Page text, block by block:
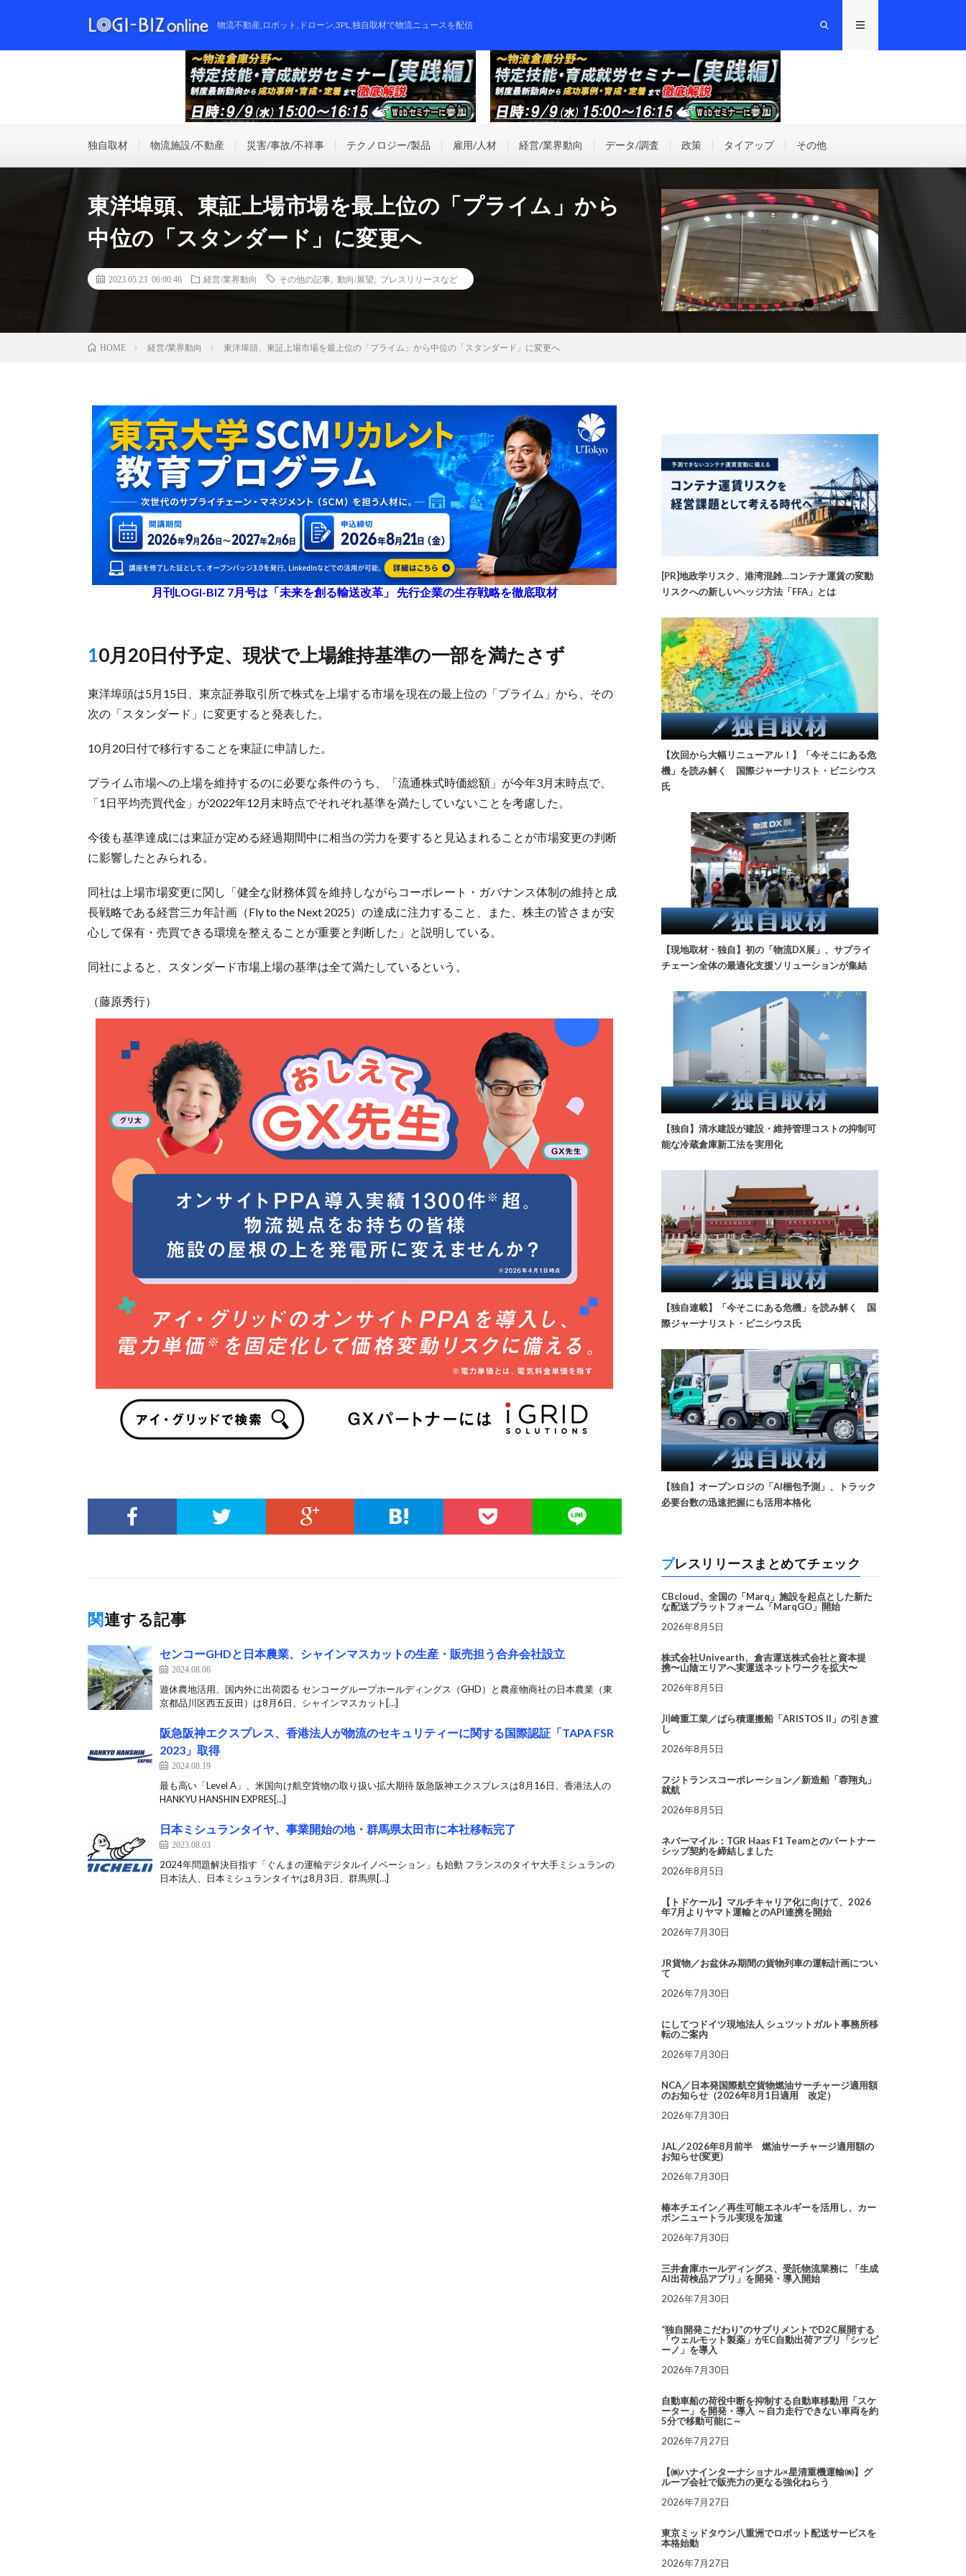
物流不動産,ロボット,ドローン,3PL,独自取材で物流ニュースを配信
独自取材 物流施設/不動産 災害/事故/不祥事 テクノロジー/製品 雇用/人材 経営/業界動向 データ/調査 政策 タイアップ その他
東洋埠頭、東証上場市場を最上位の「プライム」から
中位の「スタンダード」に変更へ
2023.05.23 06:00:46 経営/業界動向 その他の記事 動向/展望 プレスリリースなど
HOME 経営/業界動向 東洋埠頭、東証上場市場を最上位の「プライム」から中位の「スタンダード」に変更へ
月刊LOGI-BIZ 7月号は「未来を創る輸送改革」 先行企業の生存戦略を徹底取材
10月20日付予定、現状で上場維持基準の一部を満たさず
東洋埠頭は5月15日、東京証券取引所で株式を上場する市場を現在の最上位の「プライム」から、その
次の「スタンダード」に変更すると発表した。
10月20日付で移行することを東証に申請した。
プライム市場への上場を維持するのに必要な条件のうち、「流通株式時価総額」が今年3月末時点で、
「1日平均売買代金」が2022年12月末時点でそれぞれ基準を満たしていないことを考慮した。
今後も基準達成には東証が定める経過期間中に相当の労力を要すると見込まれることが市場変更の判断
に影響したとみられる。
同社は上場市場変更に関し「健全な財務体質を維持しながらコーポレート・ガバナンス体制の維持と成
長戦略である経営三カ年計画（Fly to the Next 2025）の達成に注力すること、また、株主の皆さまが安
心して保有・売買できる環境を整えることが重要と判断した」と説明している。
同社によると、スタンダード市場上場の基準は全て満たしているという。
（藤原秀行）
関連する記事
センコーGHDと日本農業、シャインマスカットの生産・販売担う合弁会社設立
2024.08.06
遊休農地活用、国内外に出荷図る センコーグループホールディングス（GHD）と農産物商社の日本農業（東
京都品川区西五反田）は8月6日、シャインマスカット[…]
阪急阪神エクスプレス、香港法人が物流のセキュリティーに関する国際認証「TAPA FSR
2023」取得
2024.08.19
最も高い「Level A」、米国向け航空貨物の取り扱い拡大期待 阪急阪神エクスプレスは8月16日、香港法人の
HANKYU HANSHIN EXPRES[…]
日本ミシュランタイヤ、事業開始の地・群馬県太田市に本社移転完了
2023.08.03
2024年問題解決目指す「ぐんまの運輸デジタルイノベーション」も始動 フランスのタイヤ大手ミシュランの
日本法人、日本ミシュランタイヤは8月3日、群馬県[…]
[PR]地政学リスク、港湾混雑…コンテナ運賃の変動
リスクへの新しいヘッジ方法「FFA」とは
【次回から大幅リニューアル！】「今そこにある危
機」を読み解く 国際ジャーナリスト・ビニシウス
氏
【現地取材・独自】初の「物流DX展」、サプライ
チェーン全体の最適化支援ソリューションが集結
【独自】清水建設が建設・維持管理コストの抑制可
能な冷蔵倉庫新工法を実用化
【独自連載】「今そこにある危機」を読み解く 国
際ジャーナリスト・ビニシウス氏
【独自】オープンロジの「AI梱包予測」、トラック
必要台数の迅速把握にも活用本格化
プレスリリースまとめてチェック
CBcloud、全国の「Marq」施設を起点とした新た
な配送プラットフォーム「MarqGO」開始
2026年8月5日
株式会社Univearth、倉吉運送株式会社と資本提
携〜山陰エリアへ実運送ネットワークを拡大〜
2026年8月5日
川崎重工業／ばら積運搬船「ARISTOS II」の引き渡
し
2026年8月5日
フジトランスコーポレーション／新造船「蓉翔丸」
就航
2026年8月5日
ネバーマイル：TGR Haas F1 Teamとのパートナー
シップ契約を締結しました
2026年8月5日
【トドケール】マルチキャリア化に向けて、2026
年7月よりヤマト運輸とのAPI連携を開始
2026年7月30日
JR貨物／お盆休み期間の貨物列車の運転計画につい
て
2026年7月30日
にしてつドイツ現地法人 シュツットガルト事務所移
転のご案内
2026年7月30日
NCA／日本発国際航空貨物燃油サーチャージ適用額
のお知らせ（2026年8月1日適用 改定）
2026年7月30日
JAL／2026年8月前半 燃油サーチャージ適用額の
お知らせ(変更)
2026年7月30日
椿本チエイン／再生可能エネルギーを活用し、カー
ボンニュートラル実現を加速
2026年7月30日
三井倉庫ホールディングス、受託物流業務に 「生成
AI出荷検品アプリ」を開発・導入開始
2026年7月30日
“独自開発こだわり”のサプリメントでD2C展開する
「ウェルモット製薬」がEC自動出荷アプリ「シッピ
ーノ」を導入
2026年7月30日
自動車船の荷役中断を抑制する自動車移動用「スケ
ーター」を開発・導入 ～自力走行できない車両を約
5分で移動可能に～
2026年7月27日
【㈱ハナインターナショナル×星清重機運輸㈱】グ
ループ会社で販売力の更なる強化ねらう
2026年7月27日
東京ミッドタウン八重洲でロボット配送サービスを
本格始動
2026年7月27日